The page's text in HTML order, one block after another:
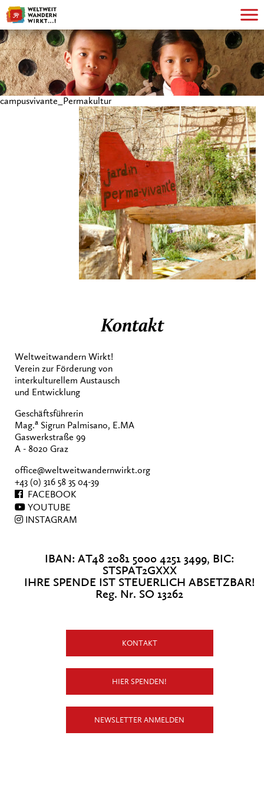
campusvivante_Permakultur
Kontakt
Weltweitwandern Wirkt!
Verein zur Förderung von
interkulturellem Austausch
und Entwicklung
Geschäftsführerin
Mag.a Sigrun Palmisano, E.MA
Gaswerkstraße 99
A - 8020 Graz
office@weltweitwandernwirkt.org
+43 (0) 316 58 35 04-39
FACEBOOK
YOUTUBE
INSTAGRAM
IBAN: AT48 2081 5000 4251 3499, BIC:
STSPAT2GXXX
IHRE SPENDE IST STEUERLICH ABSETZBAR!
Reg. Nr. SO 13262
KONTAKT
HIER SPENDEN!
NEWSLETTER ANMELDEN